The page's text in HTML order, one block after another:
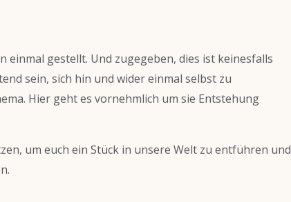
einmal gestellt. Und zugegeben, dies ist keinesfalls
sein, sich hin und wider einmal selbst zu
Hier geht es vornehmlich um sie Entstehung
um euch ein Stück in unsere Welt zu entführen und